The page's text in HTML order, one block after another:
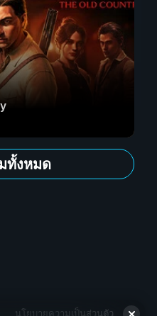
ทั้งหมด
นโยบายความเป็นส่วนตัว